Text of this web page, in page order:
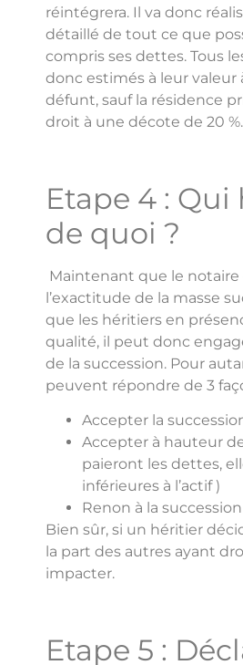
réintégrera. Il va donc
détaillé de tout ce que
compris ses dettes. Tous
donc estimés à leur valeur
défunt, sauf la résidence
droit à une décote de 20 %.
Etape 4 : Qui
de quoi ?
Maintenant que le
l’exactitude de la masse
que les héritiers en
qualité, il peut donc
de la succession. Pour
peuvent répondre de 3
Accepter la
Accepter à hauteur
paieront les dettes,
inférieures à l’actif )
Renon à la succession
Bien sûr, si un héritier
la part des autres ayant
impacter.
Etape 5 :